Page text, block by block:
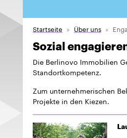
Startseite Über uns
Sozial
Die Berlinovo Immobilien
Standortkompetenz.
Zum unternehmerischen
Projekte in den Kiezen.